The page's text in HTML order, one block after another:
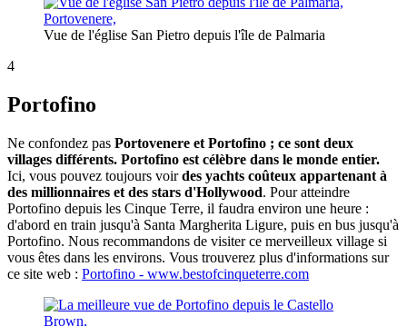
Vue de l'église San Pietro depuis l'île de Palmaria
4
Portofino
Ne confondez pas Portovenere et Portofino ; ce sont deux
villages différents. Portofino est célèbre dans le monde entier.
Ici, vous pouvez toujours voirdes yachts coûteux appartenant à
des millionnaires et des stars d'Hollywood. Pour atteindre
Portofino depuis les Cinque Terre, il faudra environ une heure :
d'abord en train jusqu'à Santa Margherita Ligure, puis en bus jusqu'à
Portofino. Nous recommandons de visiter ce merveilleux village si
vous êtes dans les environs. Vous trouverez plus d'informations sur
ce site web : Portofino - www.bestofcinqueterre.com